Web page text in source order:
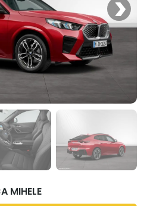
MIHELE